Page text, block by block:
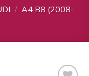
/ A4 B8 (2008-